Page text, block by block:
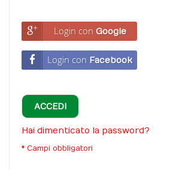
Login con Google
Login con Facebook
ACCEDI
Hai dimenticato la password?